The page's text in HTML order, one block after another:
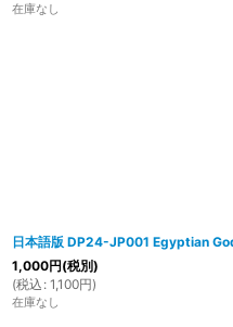
在庫なし
日本語版 DP24-JP001 Egyptian
1,000円(税別)
(税込 : 1,100円)
在庫なし